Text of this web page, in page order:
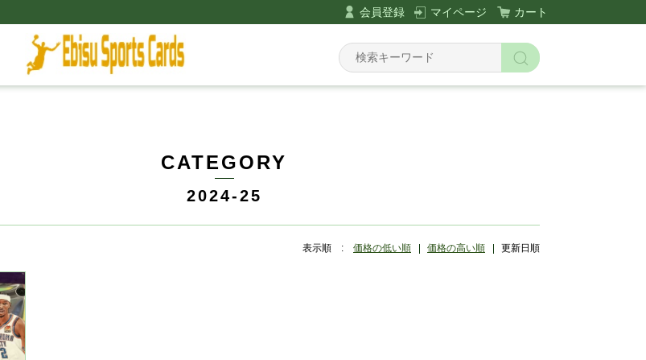
会員登録 マイページ カート
CATEGORY
2024-25
表示順 : 価格の低い順 価格の高い順 更新日順